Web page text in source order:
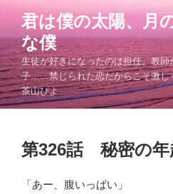
テ
ン
ツ
へ
ス
君は僕の太陽、月
な僕
生徒が好きになったのは担任。教
子……禁じられた恋だからこそ激
茶山ぴよ
投
稿
第326話 秘密の年
「あー、腹いっぱい」